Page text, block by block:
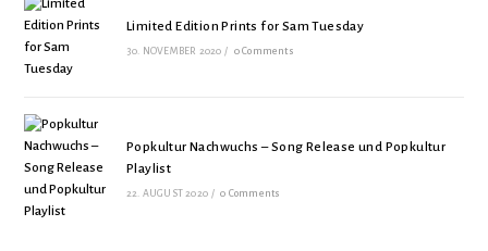
Limited Edition Prints for Sam Tuesday
30. NOVEMBER 2020 / 0 Comments
Popkultur Nachwuchs – Song Release und Popkultur
Playlist
22. AUGUST 2020 / 0 Comments